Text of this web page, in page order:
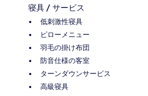
寝具 / サービス
低刺激性寝具
ピローメニュー
羽毛の掛け布団
防音仕様の客室
ターンダウンサービス
高級寝具